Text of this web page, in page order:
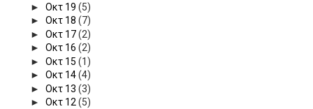
► Οκτ 19 (5)
► Οκτ 18 (7)
► Οκτ 17(2)
► Οκτ 16 (2)
► Οκτ 15 (1)
► Οκτ 14(4)
► Οκτ 13 (3)
► Οκτ 12(5)